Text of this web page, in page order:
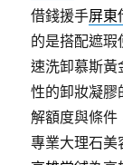
借錢援手屏東
的是搭配遮瑕
速洗卸慕斯黃
性的卸妝凝膠
解額度與條件
專業大理石美